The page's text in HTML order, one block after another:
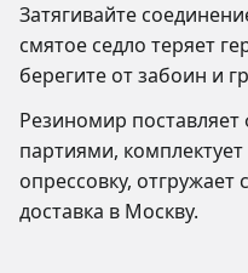
Затягивайте
смятое седло теряет
берегите от забоин и
Резиномир
партиями,
опрессовку, отгружает
доставка в Москву.